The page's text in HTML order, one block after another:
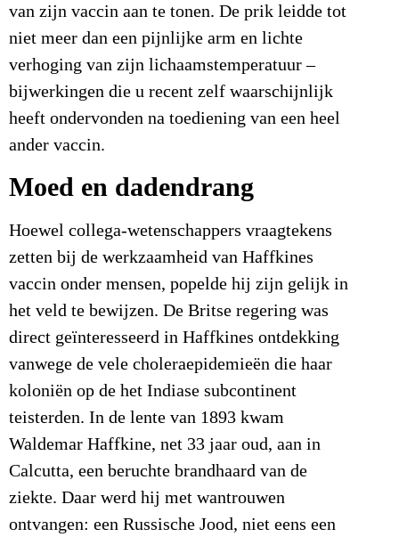
van zijn vaccin aan te tonen. De prik leidde tot
niet meer dan een pijnlijke arm en lichte
verhoging van zijn lichaamstemperatuur –
bijwerkingen die u recent zelf waarschijnlijk
heeft ondervonden na toediening van een heel
ander vaccin.
Moed en dadendrang
Hoewel collega-wetenschappers vraagtekens
zetten bij de werkzaamheid van Haffkines
vaccin onder mensen, popelde hij zijn gelijk in
het veld te bewijzen. De Britse regering was
direct geïnteresseerd in Haffkines ontdekking
vanwege de vele choleraepidemieën die haar
koloniën op de het Indiase subcontinent
teisterden. In de lente van 1893 kwam
Waldemar Haffkine, net 33 jaar oud, aan in
Calcutta, een beruchte brandhaard van de
ziekte. Daar werd hij met wantrouwen
ontvangen: een Russische Jood, niet eens een